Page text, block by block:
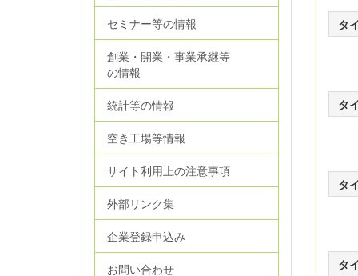
タ
タ
タ
タ
セミナー等の情報
創業・開業・事業承継等
の情報
統計等の情報
空き工場等情報
サイト利用上の注意事項
外部リンク集
企業登録申込み
お問い合わせ